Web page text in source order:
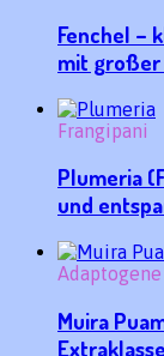
Fenchel –
mit
Frangipani
Plumeria
und
Adaptogene
Muira
Extraklasse